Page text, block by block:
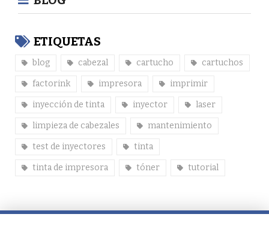
ETIQUETAS
blog cabezal cartucho cartuchos
factorink impresora imprimir
inyección de tinta inyector laser
limpieza de cabezales mantenimiento
test de inyectores tinta
tinta de impresora tóner tutorial